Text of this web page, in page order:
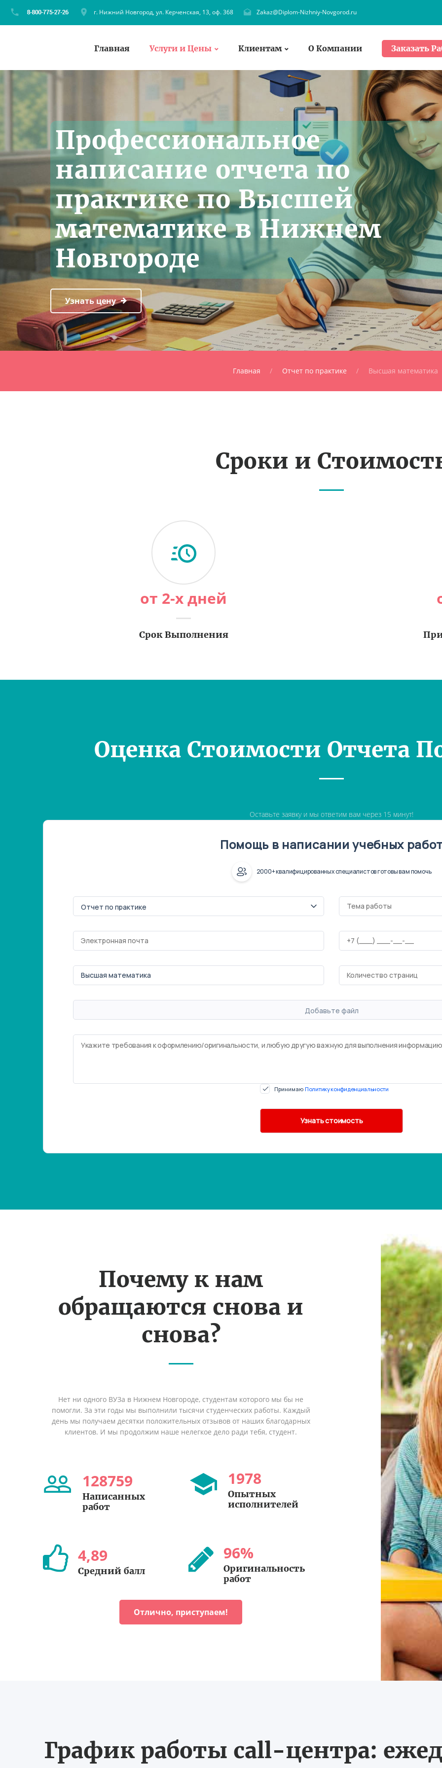
г. Нижний Новгород, ул. Керченская, 13, оф. 368 Zakaz@Diplom-Nizhniy-Novgorod.ru
Главная Услуги и Цены Клиентам О Компании Заказать
Профессиональное
написание отчета по
практике по Высшей
математике в Нижнем
Новгороде
Узнать цену
Главная Отчет по практике Высшая математика
Сроки и
от 2-х дней
Срок Выполнения
Оценка Стоимости Отчета
Оставьте заявку и мы ответим вам через 15 минут!
Помощь в написании учебных
2000+ квалифицированных специалистов готовы вам помочь
Добавьте файл
Принимаю Политику конфиденциальности
Почему к нам
обращаются снова и
снова?
Нет ни одного ВУЗа в Нижнем Новгороде, студентам которого мы бы не
помогли. За эти годы мы выполнили тысячи студенческих работы. Каждый
день мы получаем десятки положительных отзывов от наших благодарных
клиентов. И мы продолжим наше нелегкое дело ради тебя, студент.
128759
Написанных
работ
1978
Опытных
исполнителей
4,89
Средний балл
96%
Оригинальность
работ
Отлично, приступаем!
График работы call-центра: